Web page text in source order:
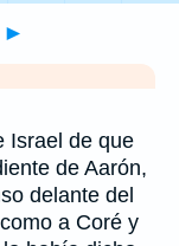
►
Israel de que
de Aarón,
delante del
a Coré y